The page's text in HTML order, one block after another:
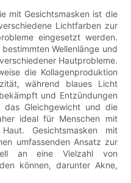
mit Gesichtsmasken ist die
Lichtfarben zur
eingesetzt werden.
Wellenlänge und
Hautprobleme.
die Kollagenproduktion
während blaues Licht
und Entzündungen
Gleichgewicht und die
ideal für Menschen mit
Gesichtsmasken mit
umfassenden Ansatz zur
an eine Vielzahl von
können, darunter Akne,